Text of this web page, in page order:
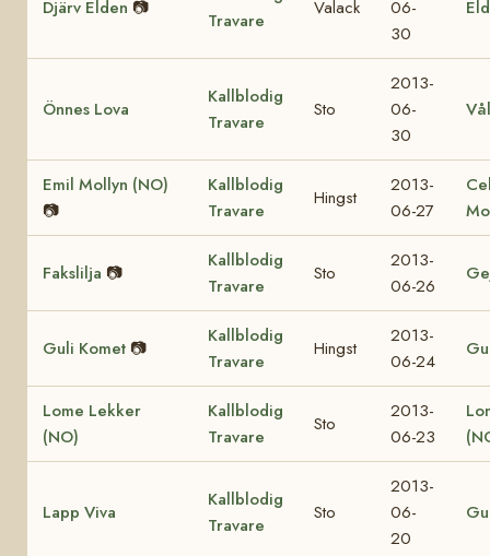
Djärv Elden 📷
Travare
Valack
06-
30
Önnes Lova
Kallblodig
Travare
Sto
2013-
06-
30
Emil Mollyn (NO)
📷
Kallblodig
Travare
Hingst
2013-
06-27
Fakslilja 📷
Kallblodig
Travare
Sto
2013-
06-26
Guli Komet 📷
Kallblodig
Travare
Hingst
2013-
06-24
Lome Lekker
(NO)
Kallblodig
Travare
Sto
2013-
06-23
Lapp Viva
Kallblodig
Travare
Sto
2013-
06-
20